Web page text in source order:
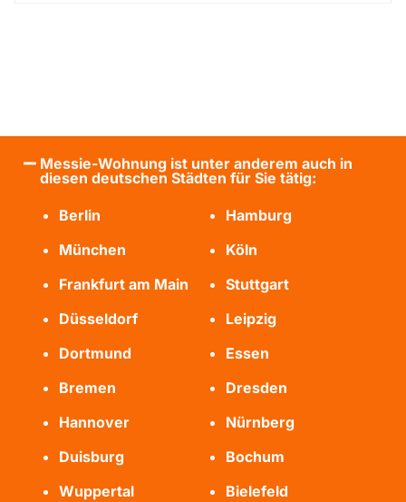
Messie-Wohnung ist unter anderem auch in
diesen deutschen Städten für Sie tätig:
Berlin
Hamburg
München
Köln
Frankfurt am Main
Stuttgart
Düsseldorf
Leipzig
Dortmund
Essen
Bremen
Dresden
Hannover
Nürnberg
Duisburg
Bochum
Wuppertal
Bielefeld